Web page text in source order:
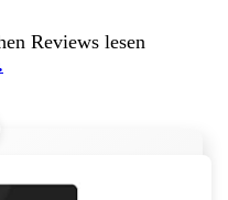
Reviews lesen